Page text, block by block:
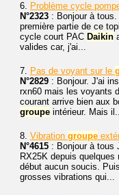
6. Problème cycle
N°2323 : Bonjour à
première partie de ce
cycle court PAC Daikin
valides car, j'ai...
7. Pas de voyant sur le
N°2829 : Bonjour. J'ai
rxn60 mais les voyants
courant arrive bien aux
groupe intérieur. Mais
8. Vibration groupe
N°4615 : Bonjour à tous
RX25K depuis
début aucun soucis.
grosses vibrations qui...